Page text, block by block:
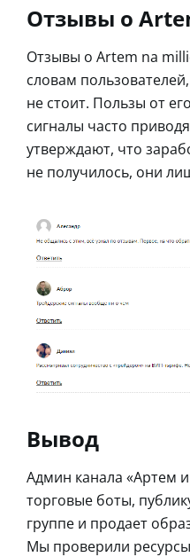
Отзывы о
Отзывы о Artem na
словам
не стоит. Пользы от
сигналы часто
утверждают, что
не получилось, они
Вывод
Админ канала «Артем
торговые боты,
группе и продает
Мы проверили